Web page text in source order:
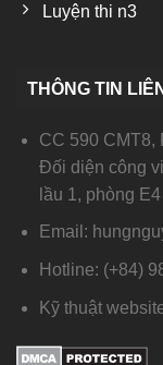
Luyện thi n3
THÔNG TIN
CC 590 CMT8,
Đối diện công
lầu 1, phòng
Email:
Hotline: (+84)
Kỹ thuật